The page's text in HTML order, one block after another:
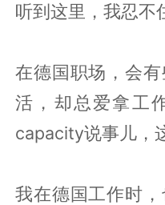
听到这里，我忍不
在德国职场，会
活，却总爱拿工
capacity说事儿，
我在德国工作时